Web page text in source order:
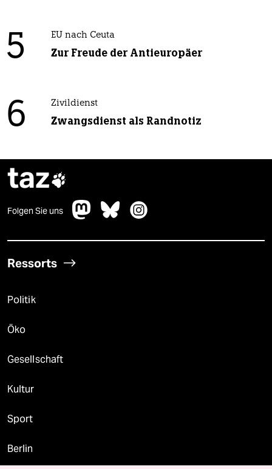
5 EU nach Ceuta
Zur Freude der Antieuropäer
6 Zivildienst
Zwangsdienst als Randnotiz
taz
Folgen Sie uns
Ressorts
Politik
Öko
Gesellschaft
Kultur
Sport
Berlin